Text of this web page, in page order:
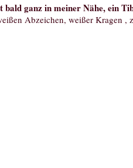
ganz in meiner Nähe, ein
Abzeichen, weißer Kragen ,